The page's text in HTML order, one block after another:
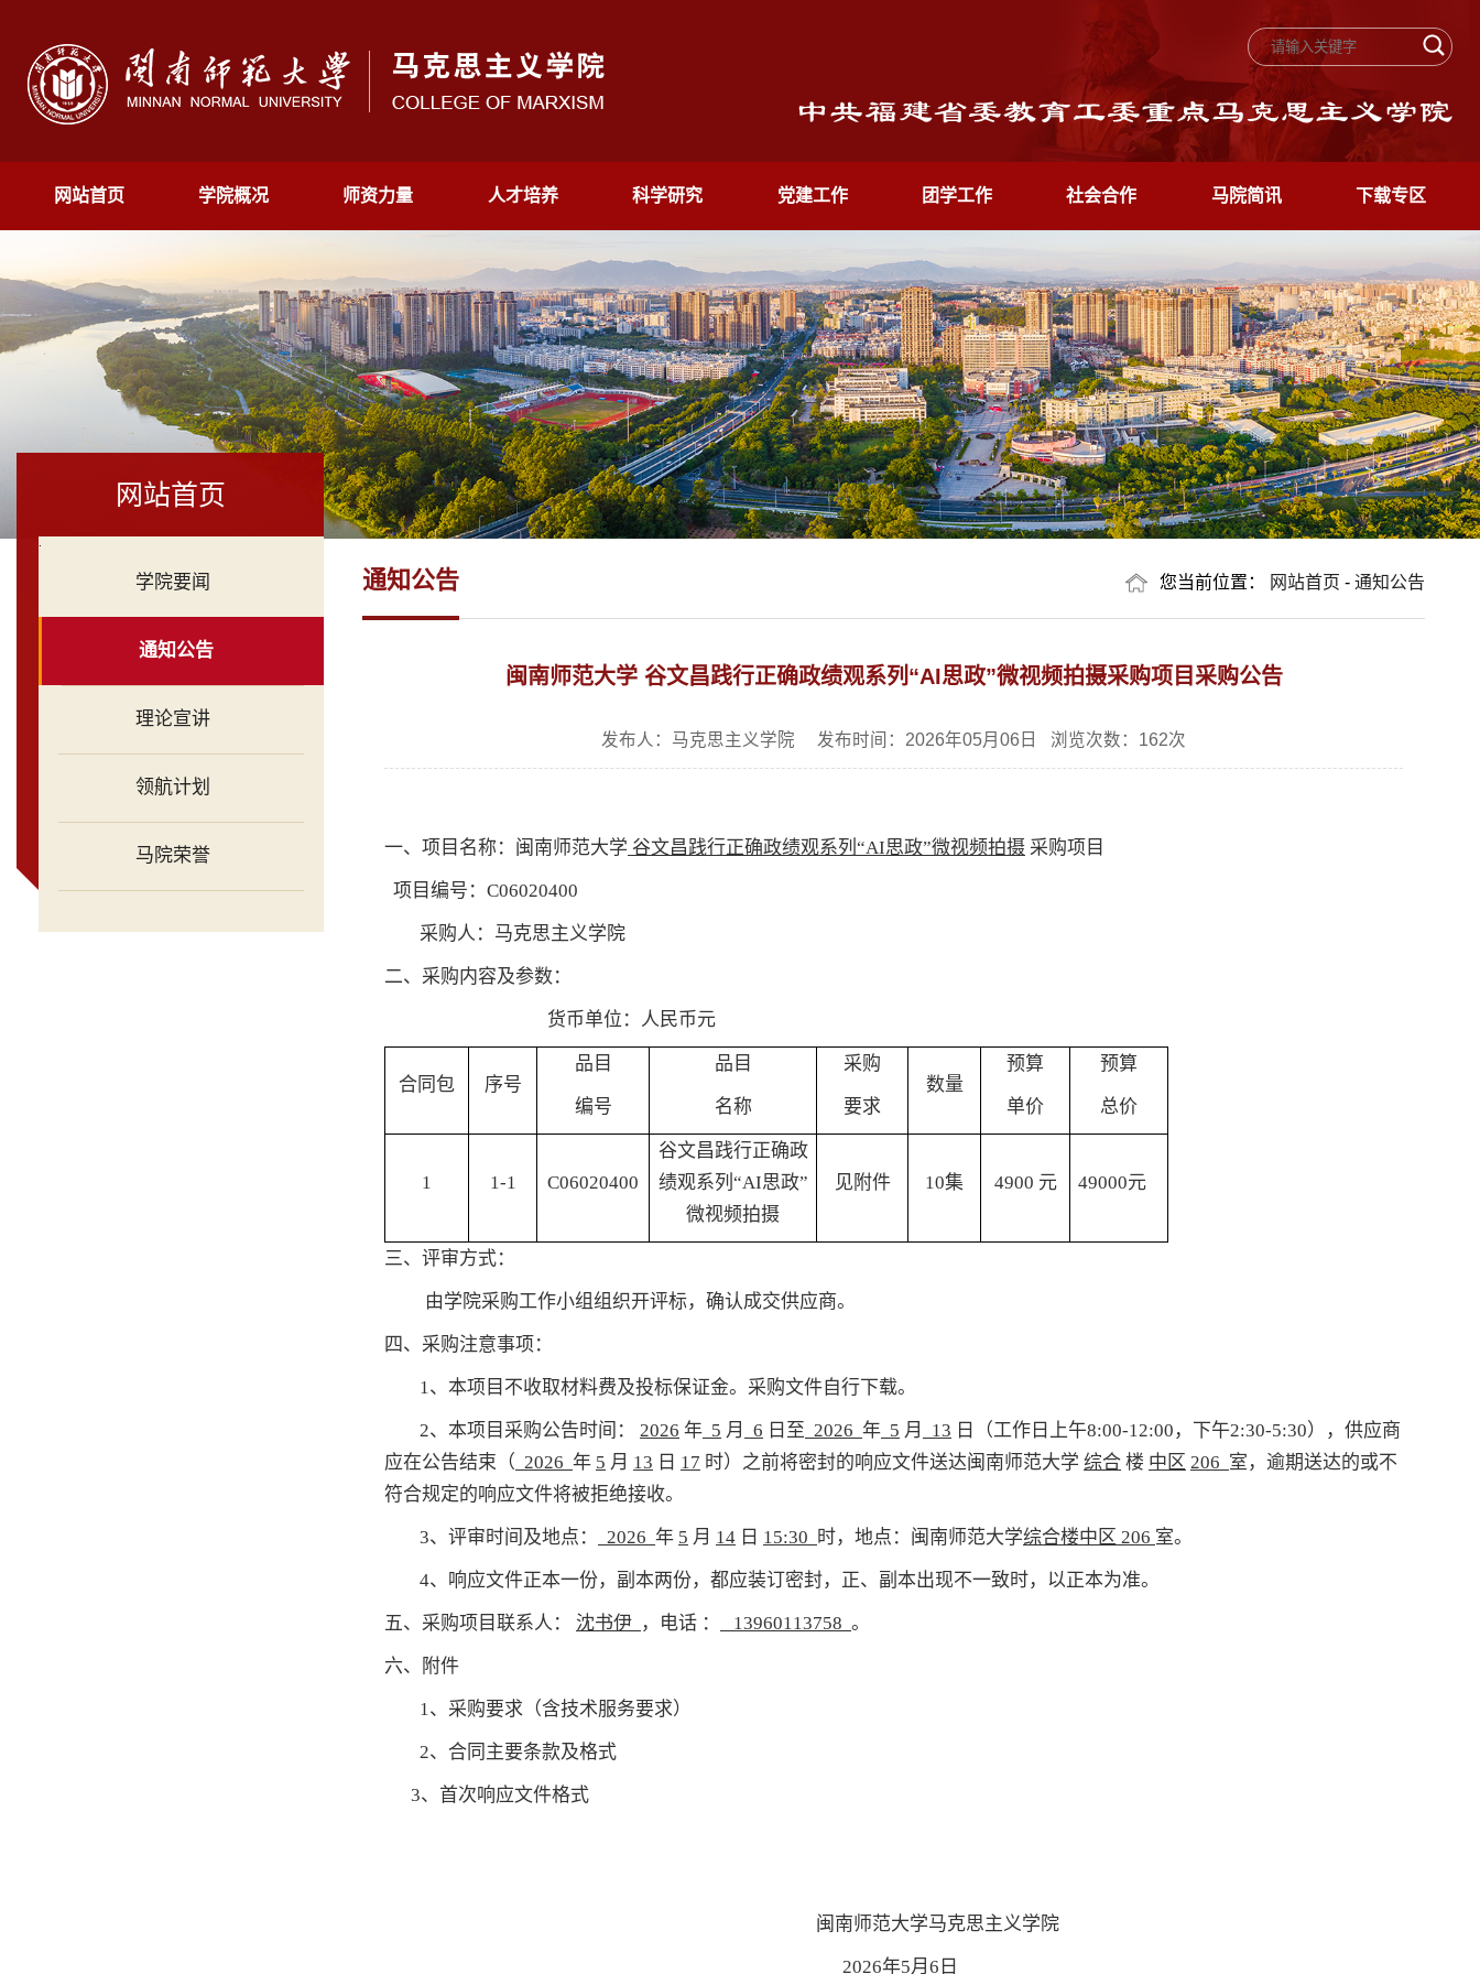
网站首页 学院概况 师资力量 人才培养 科学研究 党建工作 团学工作 社会合作 马院简讯 下载专区
网站首页
.
学院要闻
通知公告
理论宣讲
领航计划
马院荣誉
您当前位置： 网站首页 - 通知公告
通知公告
闽南师范大学 谷文昌践行正确政绩观系列“AI思政”微视频拍摄采购项目采购公告
发布人：马克思主义学院 发布时间：2026年05月06日 浏览次数： 162次
一、项目名称：闽南师范大学 谷文昌践行正确政绩观系列“AI思政”微视频拍摄 采购项目
项目编号：C06020400
采购人： 马克思主义学院
二、采购内容及参数：
货币单位：人民币元
合同包 序号
品目
编号
品目
名称
采购
要求
数量
预算
单价
预算
总价
1 1-1 C06020400
谷文昌践行正确政
绩观系列“AI思政”
微视频拍摄
见附件 10集 4900 元 49000元
三、评审方式：
由学院采购工作小组组织开评标，确认成交供应商。
四、采购注意事项：
1、 本项目不收取材料费及投标保证金。采购文件自行下载。
2、本项目 采购公告时间： 2026 年 5 月 6 日至 2026 年 5 月 13 日（工作日上午8:00-12:00，下午2:30-5:30）， 供应商
应在公告结束（ 2026 年 5 月 13 日 17 时）之前将密封的响应文件送达闽南师范大学 综合 楼 中区 206 室，逾期送达的或不
符合规定的响应文件将被拒绝接收。
3、评审时间及地点： 2026 年 5 月 14 日 15:30 时，地点：闽南师范大学综合楼中 区 206 室。
4、响应文件正本一份，副本两份，都应装订密封，正、副本出现不一致时，以正本为准。
五、采购项目联系人： 沈书伊 ，电话 ： 13960113758 。
六、附件
1、采购要求（含技术服务要求）
2、合同 主要条款及格式
3、首次响应文件格式
闽南师范大学马克思主义学院
2026年5月6日